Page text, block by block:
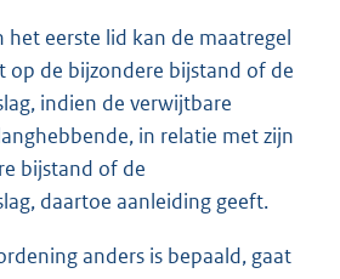
het eerste lid kan de maatregel
op de bijzondere bijstand of de
indien de verwijtbare
in relatie met zijn
bijstand of de
daartoe aanleiding geeft.
anders is bepaald, gaat